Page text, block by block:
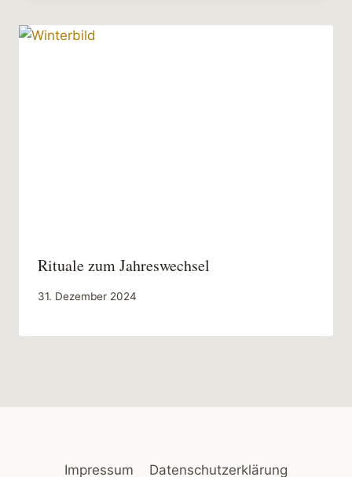
Rituale zum Jahreswechsel
31. Dezember 2024
Impressum Datenschutzerklärung